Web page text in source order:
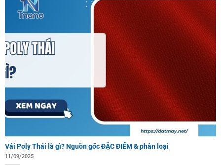
Vải Poly Thái là gì? Nguồn gốc ĐẶC ĐIỂM & phân loại
11/09/2025